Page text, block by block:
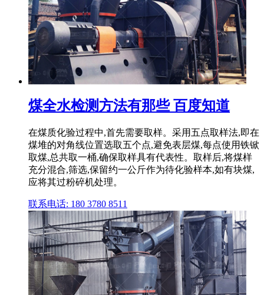
煤全水检测方法有那些 百度知道
在煤质化验过程中,首先需要取样。采用五点取样法,即在
煤堆的对角线位置选取五个点,避免表层煤,每点使用铁锨
取煤,总共取一桶,确保取样具有代表性。取样后,将煤样
充分混合,筛选,保留约一公斤作为待化验样本,如有块煤,
应将其过粉碎机处理。
联系电话: 180 3780 8511